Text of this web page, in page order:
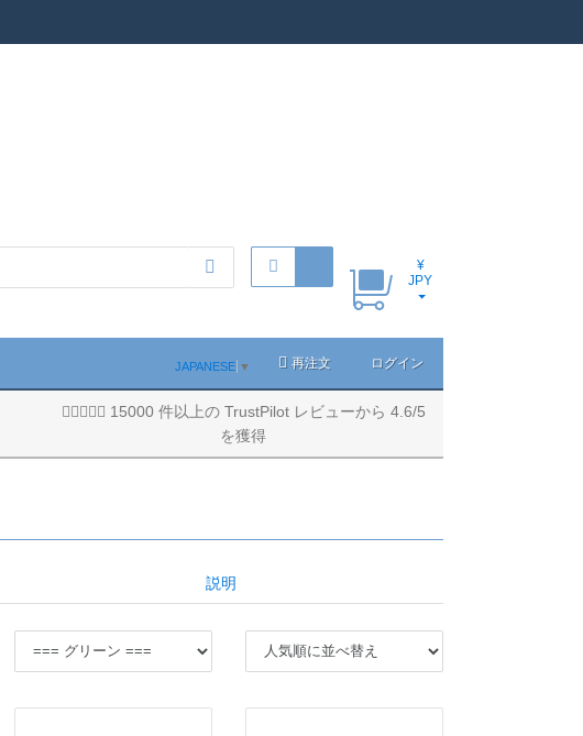
¥
JPY
JAPANESE ▼ 再注文 ログイン
15000 件以上の TrustPilot レビューから 4.6/5
を獲得
説明